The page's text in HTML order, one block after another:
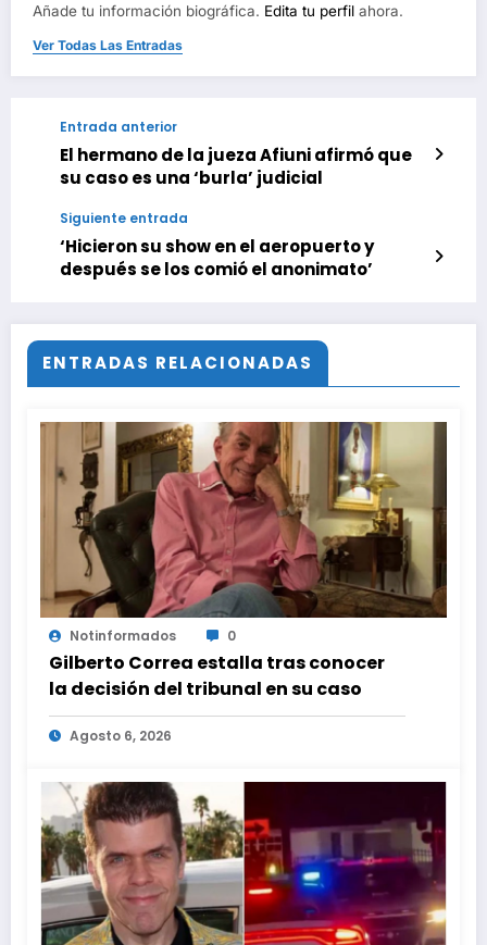
Añade tu información biográfica. Edita tu perfil ahora.
Ver Todas Las Entradas
Entrada anterior
El hermano de la jueza Afiuni afirmó que
su caso es una ‘burla’ judicial
Siguiente entrada
‘Hicieron su show en el aeropuerto y
después se los comió el anonimato’
ENTRADAS RELACIONADAS
Notinformados 0
Gilberto Correa estalla tras conocer
la decisión del tribunal en su caso
Agosto 6, 2026